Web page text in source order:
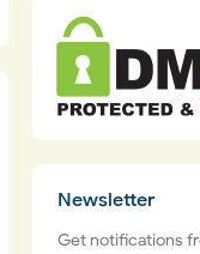
Newsletter
Get notifications